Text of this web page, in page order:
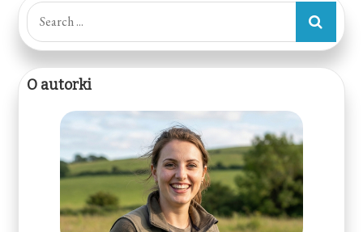
Search
for:
O autorki